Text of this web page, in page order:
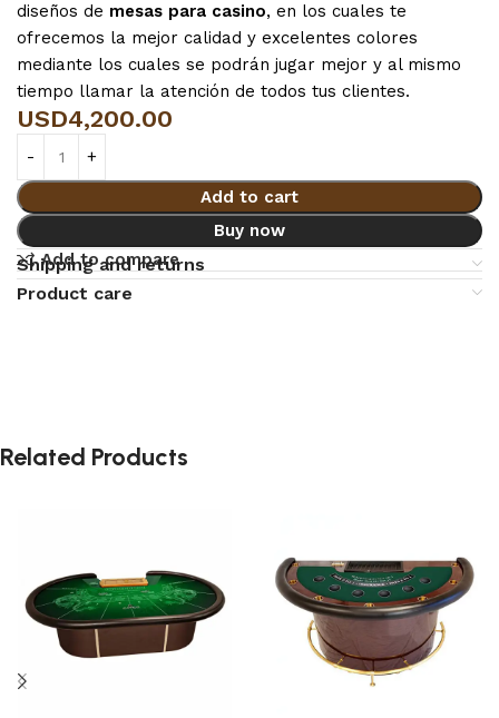
diseños de mesas para casino, en los cuales te
ofrecemos la mejor calidad y excelentes colores
mediante los cuales se podrán jugar mejor y al mismo
tiempo llamar la atención de todos tus clientes.
USD4,200.00
Add to cart
Buy now
Add to compare
Shipping and returns
Product care
Related Products